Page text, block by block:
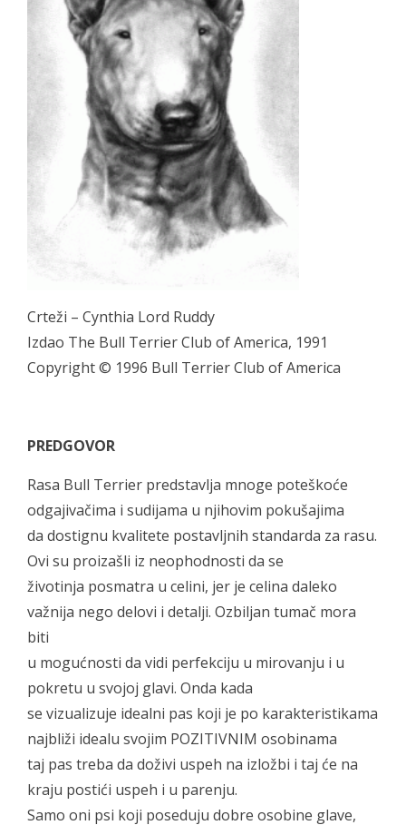
Crteži – Cynthia Lord Ruddy
Izdao The Bull Terrier Club of America, 1991
Copyright © 1996 Bull Terrier Club of America
PREDGOVOR
Rasa Bull Terrier predstavlja mnoge poteškoće
odgajivačima i sudijama u njihovim pokušajima
da dostignu kvalitete postavljnih standarda za rasu.
Ovi su proizašli iz neophodnosti da se
životinja posmatra u celini, jer je celina daleko
važnija nego delovi i detalji. Ozbiljan tumač mora
biti
u mogućnosti da vidi perfekciju u mirovanju i u
pokretu u svojoj glavi. Onda kada
se vizualizuje idealni pas koji je po karakteristikama
najbliži idealu svojim POZITIVNIM osobinama
taj pas treba da doživi uspeh na izložbi i taj će na
kraju postići uspeh i u parenju.
Samo oni psi koji poseduju dobre osobine glave,